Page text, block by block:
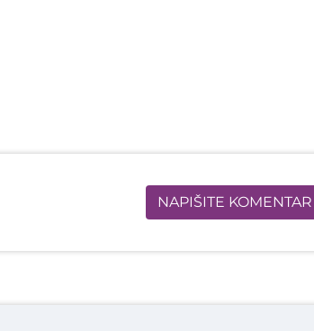
NAPIŠITE KOMENTAR